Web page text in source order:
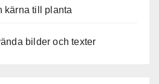
kärna till planta
bilder och texter